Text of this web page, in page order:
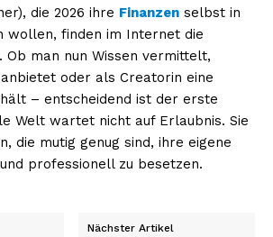
ABONNIEREN
die 2026 ihre Finanzen selbst in
wollen, finden im Internet die
Ob man nun Wissen vermittelt,
oder als Creatorin eine
– entscheidend ist der erste
Welt wartet nicht auf Erlaubnis. Sie
die mutig genug sind, ihre eigene
professionell zu besetzen.
Nächster Artikel